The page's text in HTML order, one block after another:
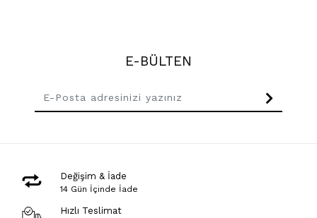
E-BÜLTEN
Değişim & İade
14 Gün İçinde İade
Hızlı Teslimat